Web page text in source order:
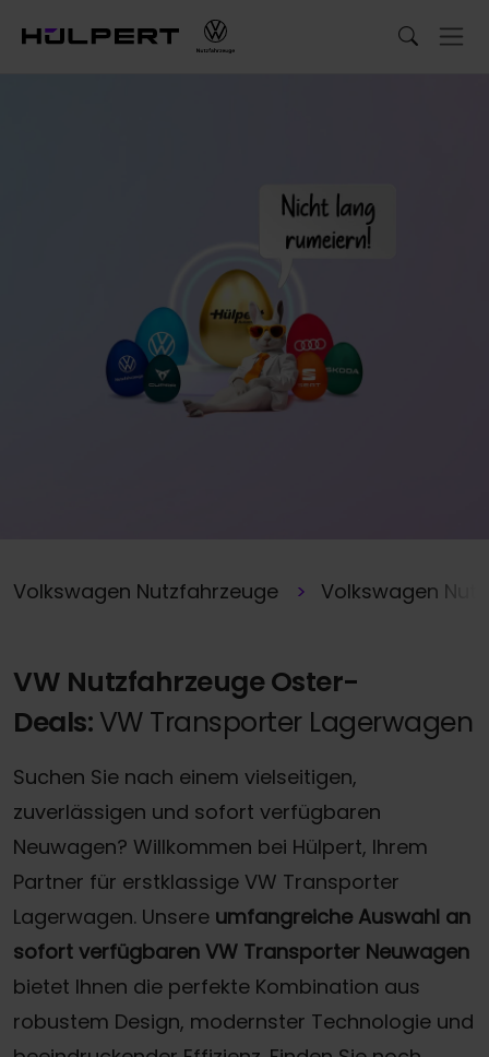
Volkswagen Nutzfahrzeuge Volkswagen
VW Nutzfahrzeuge Oster-
Deals: VW Transporter Lagerwagen
Suchen Sie nach einem vielseitigen,
zuverlässigen und sofort verfügbaren
Neuwagen? Willkommen bei Hülpert, Ihrem
Partner für erstklassige VW Transporter
Lagerwagen. Unsere umfangreiche Auswahl an
sofort verfügbaren VW Transporter Neuwagen
bietet Ihnen die perfekte Kombination aus
robustem Design, modernster Technologie und